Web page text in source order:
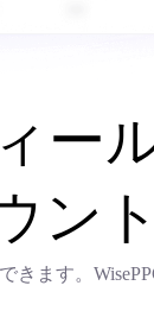
ー
ン
きます。